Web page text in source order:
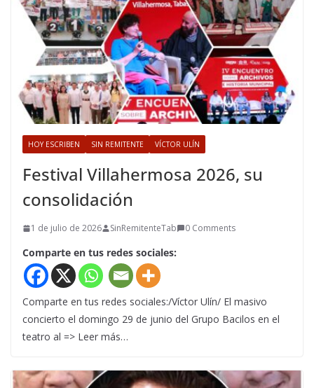
HOY ESCRIBEN SIN REMITENTE VÍCTOR ULÍN
Festival Villahermosa 2026, su
consolidación
1 de julio de 2026 SinRemitenteTab 0 Comments
Comparte en tus redes sociales:
Comparte en tus redes sociales:/Víctor Ulín/ El masivo
concierto el domingo 29 de junio del Grupo Bacilos en el
teatro al => Leer más…